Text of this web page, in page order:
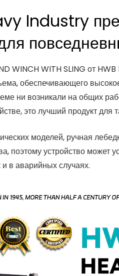
Industry
WINCH WITH SLING от
обеспечивающего
ни возникали на общих
это лучший продукт для
моделей, ручная
поэтому устройство
в аварийных случаях.